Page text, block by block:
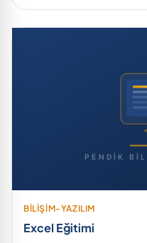
BİLİŞİM-YAZILIM
Excel Eğitimi